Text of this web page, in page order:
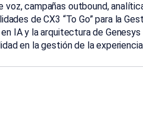
voz, campañas outbound,
de CX3 “To Go” para la
IA y la arquitectura de Genesys
en la gestión de la